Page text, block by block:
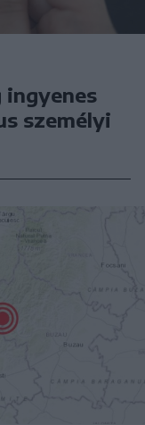
ingyenes
személyi